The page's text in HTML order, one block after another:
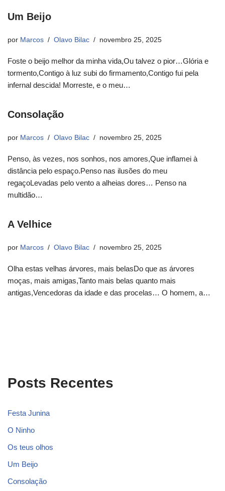
Um Beijo
por Marcos Olavo Bilac novembro 25, 2025
Foste o beijo melhor da minha vida,Ou talvez o pior…Glória e
tormento,Contigo à luz subi do firmamento,Contigo fui pela
infernal descida! Morreste, e o meu…
Consolação
por Marcos Olavo Bilac novembro 25, 2025
Penso, às vezes, nos sonhos, nos amores,Que inflamei à
distância pelo espaço.Penso nas ilusões do meu
regaçoLevadas pelo vento a alheias dores… Penso na
multidão…
A Velhice
por Marcos Olavo Bilac novembro 25, 2025
Olha estas velhas árvores, mais belasDo que as árvores
moças, mais amigas,Tanto mais belas quanto mais
antigas,Vencedoras da idade e das procelas… O homem, a…
Posts Recentes
Festa Junina
O Ninho
Os teus olhos
Um Beijo
Consolação